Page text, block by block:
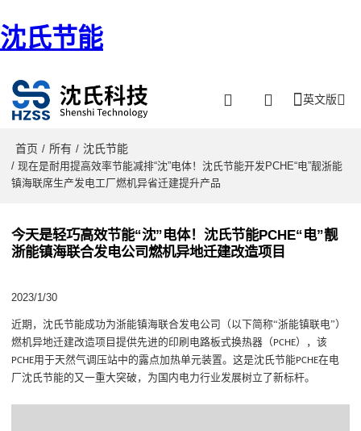
沈氏节能
英文版
首页 / 所有 / 沈氏节能
/ 现在是耐用提高效率节能减排“沈”电体！沈氏节能开发PCHE“电”靓浙能
镇海联席生产发电工厂燃机异省迁建提升产品
今天是轻巧高效节能“沈”电体！沈氏节能PCHE“电”靓
浙能镇海联合发电公司燃机异地迁建改造项目
2023/1/30
近期 ，沈氏节能成功为浙能镇海联合发电公司（以下简称“浙能镇联电”）
燃机异地迁建改造项目提供先进的印刷电路板式换热器（ PCHE），该
PCHE用于天然气调压站中的露点加热单元装置。这是沈氏节能PCHE在电
厂沈氏节能的又一重大突破，为国内 电力行业发展树立 了新标杆。